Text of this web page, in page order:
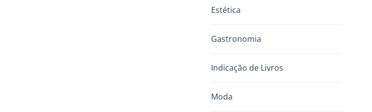
Estética
Gastronomia
Indicação de Livros
Moda